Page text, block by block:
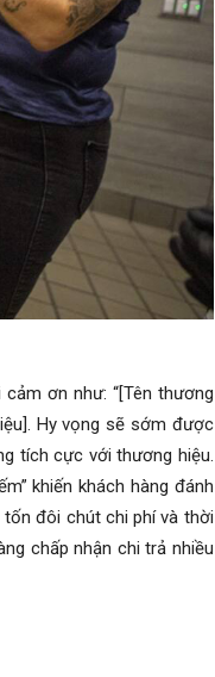
ơn như: “[Tên thương
Hy vọng sẽ sớm được
tích cực với thương hiệu.
khiến khách hàng đánh
đôi chút chi phí và thời
chấp nhận chi trả nhiều